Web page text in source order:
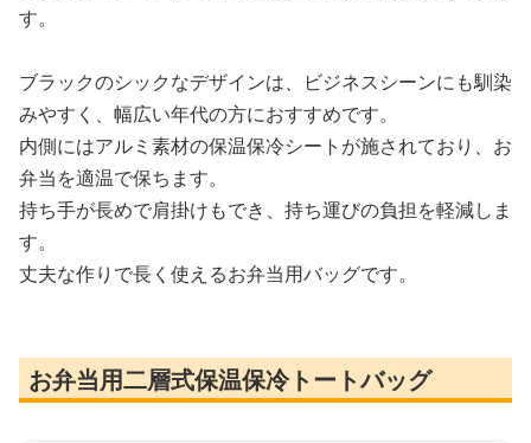
す。
ブラックのシックなデザインは、ビジネスシーンにも馴染
みやすく、幅広い年代の方におすすめです。
内側にはアルミ素材の保温保冷シートが施されており、お
弁当を適温で保ちます。
持ち手が長めで肩掛けもでき、持ち運びの負担を軽減しま
す。
丈夫な作りで長く使えるお弁当用バッグです。
お弁当用二層式保温保冷トートバッグ